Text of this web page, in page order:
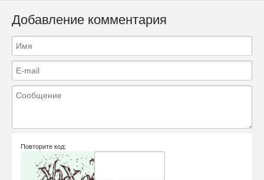
Добавление комментария
Повторите код: